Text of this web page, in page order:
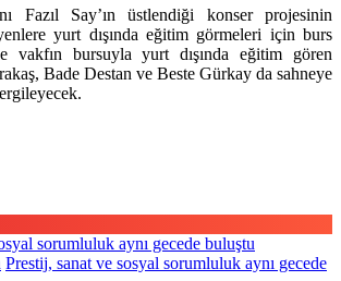
Fazıl Say’ın üstlendiği konser projesinin
yurt dışında eğitim görmeleri için burs
vakfın bursuyla yurt dışında eğitim gören
Bade Destan ve Beste Gürkay da sahneye
Prestij, sanat ve sosyal sorumluluk aynı gecede